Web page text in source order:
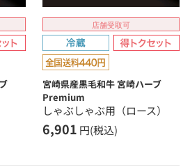
店舗受取可
宮崎県産黒毛和牛 宮崎ハーブ
Premium
しゃぶしゃぶ用（ロース）
6,901 円(税込)